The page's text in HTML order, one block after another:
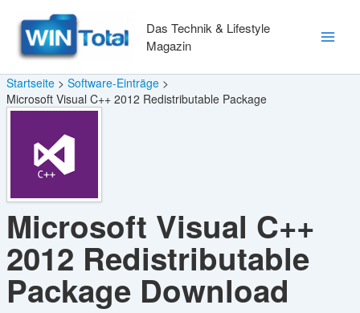
Inhalt
springen
Das Technik & Lifestyle
Magazin
Startseite
Software-Einträge
Microsoft Visual C++ 2012 Redistributable Package
Microsoft Visual C++
2012 Redistributable
Package Download